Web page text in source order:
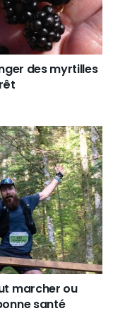
des myrtilles
marcher ou
santé